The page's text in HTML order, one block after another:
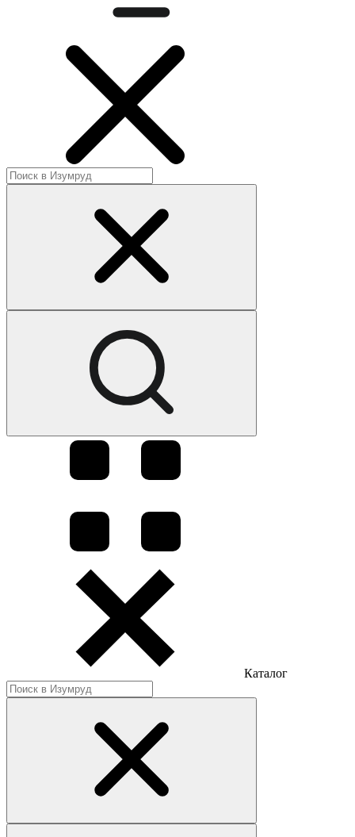
Каталог